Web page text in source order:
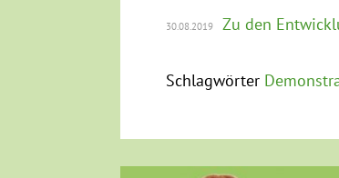
30.08.2019 Zu den
Schlagwörter